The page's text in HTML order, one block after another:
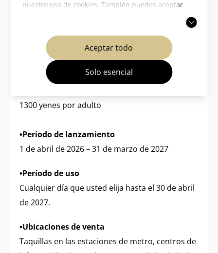
nuestro uso de cookies. También puedes aceptar
Aceptar todo
Solo esencial
Viajes ilimitados en todas las líneas del metro de
la ciudad de Kioto y todas las líneas de
ferrocarril Keifuku (Randen) durante un día
1300 yenes por adulto
•Periodo de lanzamiento
1 de abril de 2026 – 31 de marzo de 2027
•Período de uso
Cualquier día que usted elija hasta el 30 de abril
de 2027.
•Ubicaciones de venta
Taquillas en las estaciones de metro, centros de